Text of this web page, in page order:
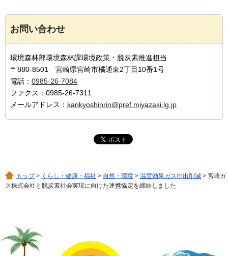
お問い合わせ
環境森林部環境森林課環境政策・脱炭素推進担当
〒880-8501 宮崎県宮崎市橘通東2丁目10番1号
電話： 0985-26-7084
ファクス：0985-26-7311
メールアドレス： kankyoshinrin@pref.miyazaki.lg.jp
トップ> くらし・健康・福祉 > 自然・環境 > 温室効果ガス排出削減 > 宮崎ガ
ス株式会社と脱炭素社会実現に向けた連携協定を締結しました